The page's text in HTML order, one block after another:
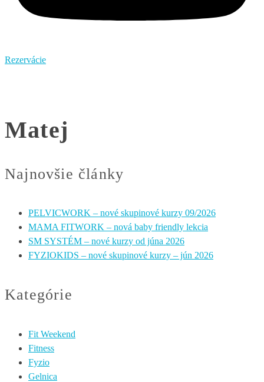
Rezervácie
Matej
Najnovšie články
PELVICWORK – nové skupinové kurzy 09/2026
MAMA FITWORK – nová baby friendly lekcia
SM SYSTÉM – nové kurzy od júna 2026
FYZIOKIDS – nové skupinové kurzy – jún 2026
Kategórie
Fit Weekend
Fitness
Fyzio
Gelnica